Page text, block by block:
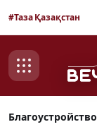
#Таза Қазақстан
Благоустройство